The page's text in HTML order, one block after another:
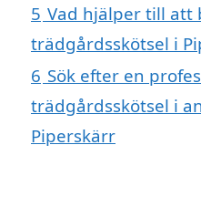
5 Vad hjälper till att
trädgårdsskötsel i
6 Sök efter en
trädgårdsskötsel i
Piperskärr